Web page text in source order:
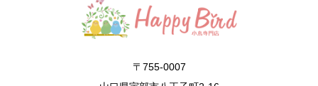
〒755-0007